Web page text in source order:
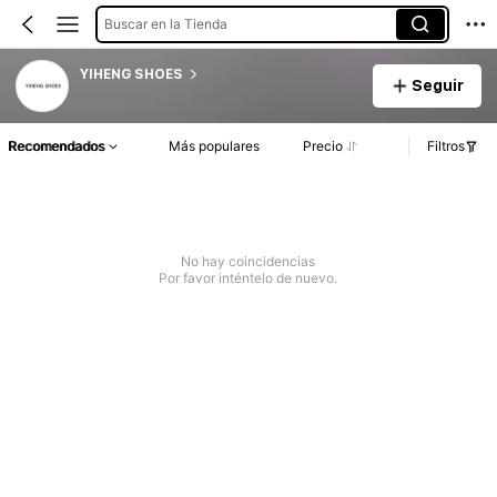
Buscar en la Tienda
YIHENG SHOES
Seguir
Recomendados Más populares Precio Filtros
No hay coincidencias
Por favor inténtelo de nuevo.